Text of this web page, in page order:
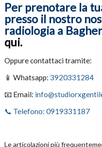
Per prenotare la
presso il nostro
radiologia a
qui.
Oppure contattaci tramite:
📱 Whatsapp: 3920331284
📧 Email:
📞 Telefono: 0919331187
Le articolazioni più